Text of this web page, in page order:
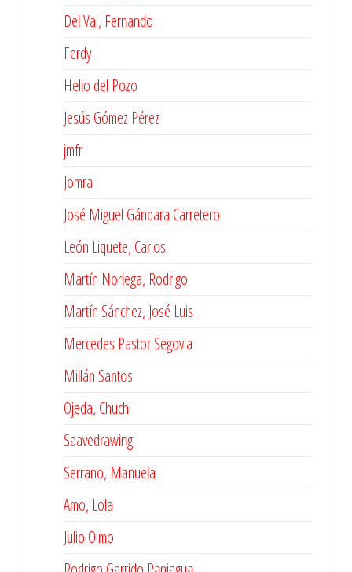
Del Val, Fernando
Ferdy
Helio del Pozo
Jesús Gómez Pérez
jmfr
Jomra
José Miguel Gándara Carretero
León Liquete, Carlos
Martín Noriega, Rodrigo
Martín Sánchez, José Luis
Mercedes Pastor Segovia
Millán Santos
Ojeda, Chuchi
Saavedrawing
Serrano, Manuela
Amo, Lola
Julio Olmo